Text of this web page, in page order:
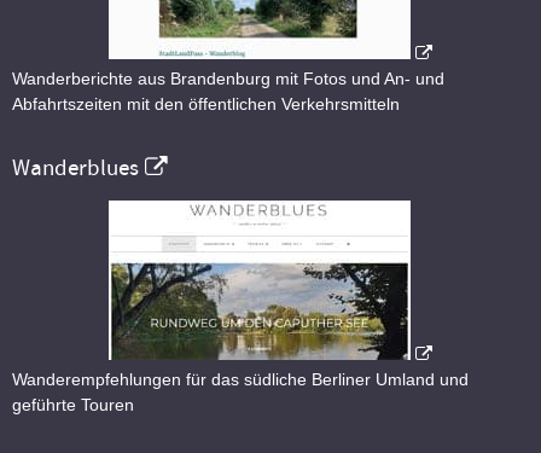
Wanderberichte aus Brandenburg mit Fotos und An- und
Abfahrtszeiten mit den öffentlichen Verkehrsmitteln
Wanderblues
Wanderempfehlungen für das südliche Berliner Umland und
geführte Touren